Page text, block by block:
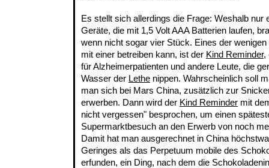
Es stellt sich allerdings die Frage: Weshalb nur
Geräte, die mit 1,5 Volt AAA Batterien laufen,
wenn nicht sogar vier Stück. Eines der
mit einer betreiben kann, ist der Kind Reminder,
für Alzheimerpatienten und andere Leute, die
Wasser der Lethe nippen. Wahrscheinlich soll
man sich bei Mars China, zusätzlich zur
erwerben. Dann wird der Kind Reminder mit
nicht vergessen" besprochen, um einen
Supermarktbesuch an den Erwerb von noch
Damit hat man ausgerechnet in China
Geringes als das Perpetuum mobile des
erfunden, ein Ding, nach dem die